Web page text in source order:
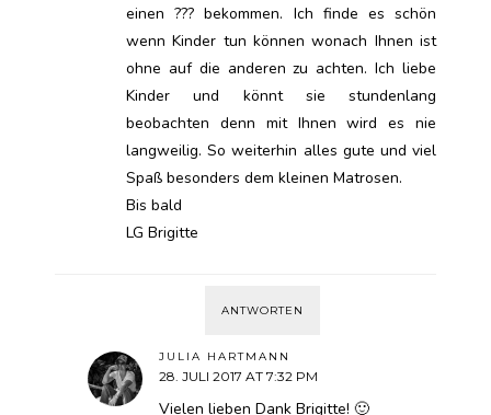
einen ??? bekommen. Ich finde es schön
wenn Kinder tun können wonach Ihnen ist
ohne auf die anderen zu achten. Ich liebe
Kinder und könnt sie stundenlang
beobachten denn mit Ihnen wird es nie
langweilig. So weiterhin alles gute und viel
Spaß besonders dem kleinen Matrosen.
Bis bald
LG Brigitte
ANTWORTEN
JULIA HARTMANN
28. JULI 2017 AT 7:32 PM
Vielen lieben Dank Brigitte! 🙂